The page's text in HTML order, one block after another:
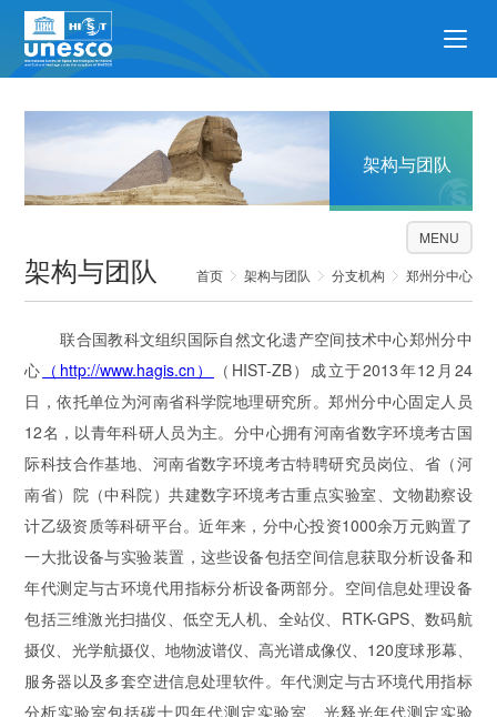
架构与团队
架构与团队 首页 架构与团队 分支机构 郑州分中心
MENU
联合国教科文组织国际自然文化遗产空间技术中心郑州分中
心 （http://www.hagis.cn）
（HIST-ZB）成立于2013年12月24
日，依托单位为河南省科学院地理研究所。郑州分中心固定人员
12名，以青年科研人员为主。分中心拥有河南省数字环境考古国
际科技合作基地、河南省数字环境考古特聘研究员岗位、省（河
南省）院（中科院）共建数字环境考古重点实验室、文物勘察设
计乙级资质等科研平台。近年来，分中心投资1000余万元购置了
一大批设备与实验装置，这些设备包括空间信息获取分析设备和
年代测定与古环境代用指标分析设备两部分。空间信息处理设备
包括三维激光扫描仪、低空无人机、全站仪、RTK-GPS、数码航
摄仪、光学航摄仪、地物波谱仪、高光谱成像仪、120度球形幕、
服务器以及多套空进信息处理软件。年代测定与古环境代用指标
分析实验室包括碳十四年代测定实验室、光释光年代测定实验